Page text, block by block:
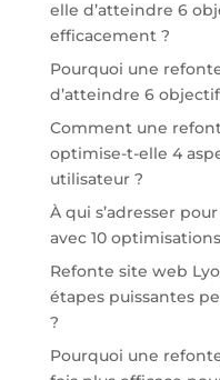
elle d’atteindre 6
efficacement ?
Pourquoi une
d’atteindre 6
Comment une
optimise-t-elle 4
utilisateur ?
À qui s’adresser
avec 10
Refonte site web
étapes puissantes
?
Pourquoi une